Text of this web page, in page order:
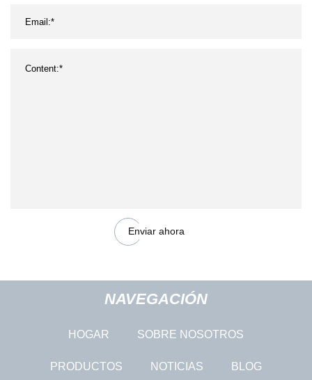
Enviar ahora
NAVEGACIÓN
HOGAR SOBRE NOSOTROS
PRODUCTOS NOTICIAS BLOG